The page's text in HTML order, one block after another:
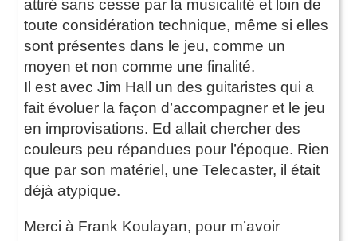
attiré sans cesse par la musicalité et loin de
toute considération technique, même si elles
sont présentes dans le jeu, comme un
moyen et non comme une finalité.
Il est avec Jim Hall un des guitaristes qui a
fait évoluer la façon d’accompagner et le jeu
en improvisations. Ed allait chercher des
couleurs peu répandues pour l’époque. Rien
que par son matériel, une Telecaster, il était
déjà atypique.
Merci à Frank Koulayan, pour m’avoir